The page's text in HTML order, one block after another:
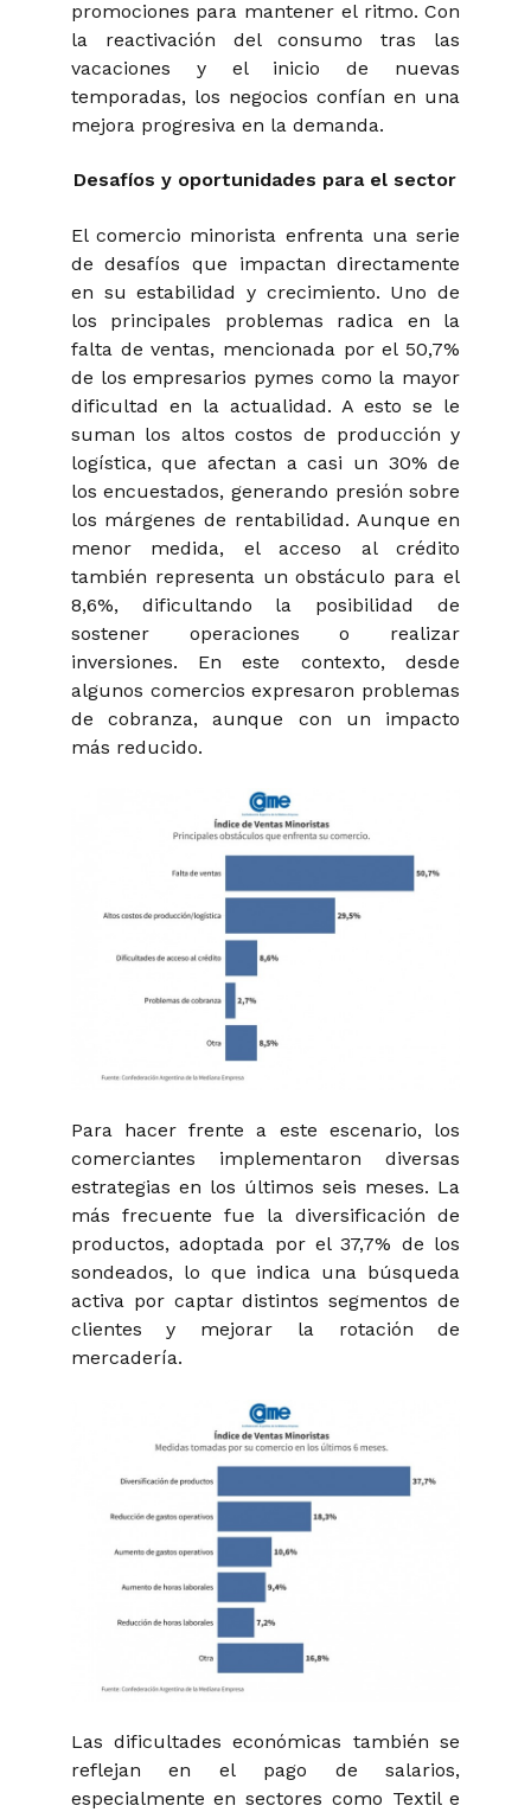
promociones para mantener el ritmo. Con
la reactivación del consumo tras las
vacaciones y el inicio de nuevas
temporadas, los negocios confían en una
mejora progresiva en la demanda.
Desafíos y oportunidades para el sector
El comercio minorista enfrenta una serie
de desafíos que impactan directamente
en su estabilidad y crecimiento. Uno de
los principales problemas radica en la
falta de ventas, mencionada por el 50,7%
de los empresarios pymes como la mayor
dificultad en la actualidad. A esto se le
suman los altos costos de producción y
logística, que afectan a casi un 30% de
los encuestados, generando presión sobre
los márgenes de rentabilidad. Aunque en
menor medida, el acceso al crédito
también representa un obstáculo para el
8,6%, dificultando la posibilidad de
sostener operaciones o realizar
inversiones. En este contexto, desde
algunos comercios expresaron problemas
de cobranza, aunque con un impacto
más reducido.
Para hacer frente a este escenario, los
comerciantes implementaron diversas
estrategias en los últimos seis meses. La
más frecuente fue la diversificación de
productos, adoptada por el 37,7% de los
sondeados, lo que indica una búsqueda
activa por captar distintos segmentos de
clientes y mejorar la rotación de
mercadería.
Las dificultades económicas también se
reflejan en el pago de salarios,
especialmente en sectores como Textil e